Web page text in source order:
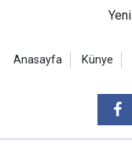
Anasayfa Künye